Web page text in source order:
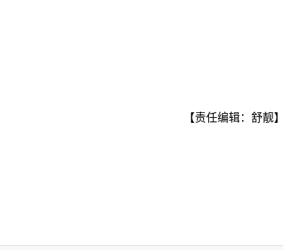
【责任编辑：舒靓】